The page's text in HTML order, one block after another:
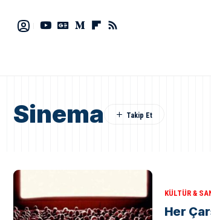
Sinema
KÜLTÜR &
Her